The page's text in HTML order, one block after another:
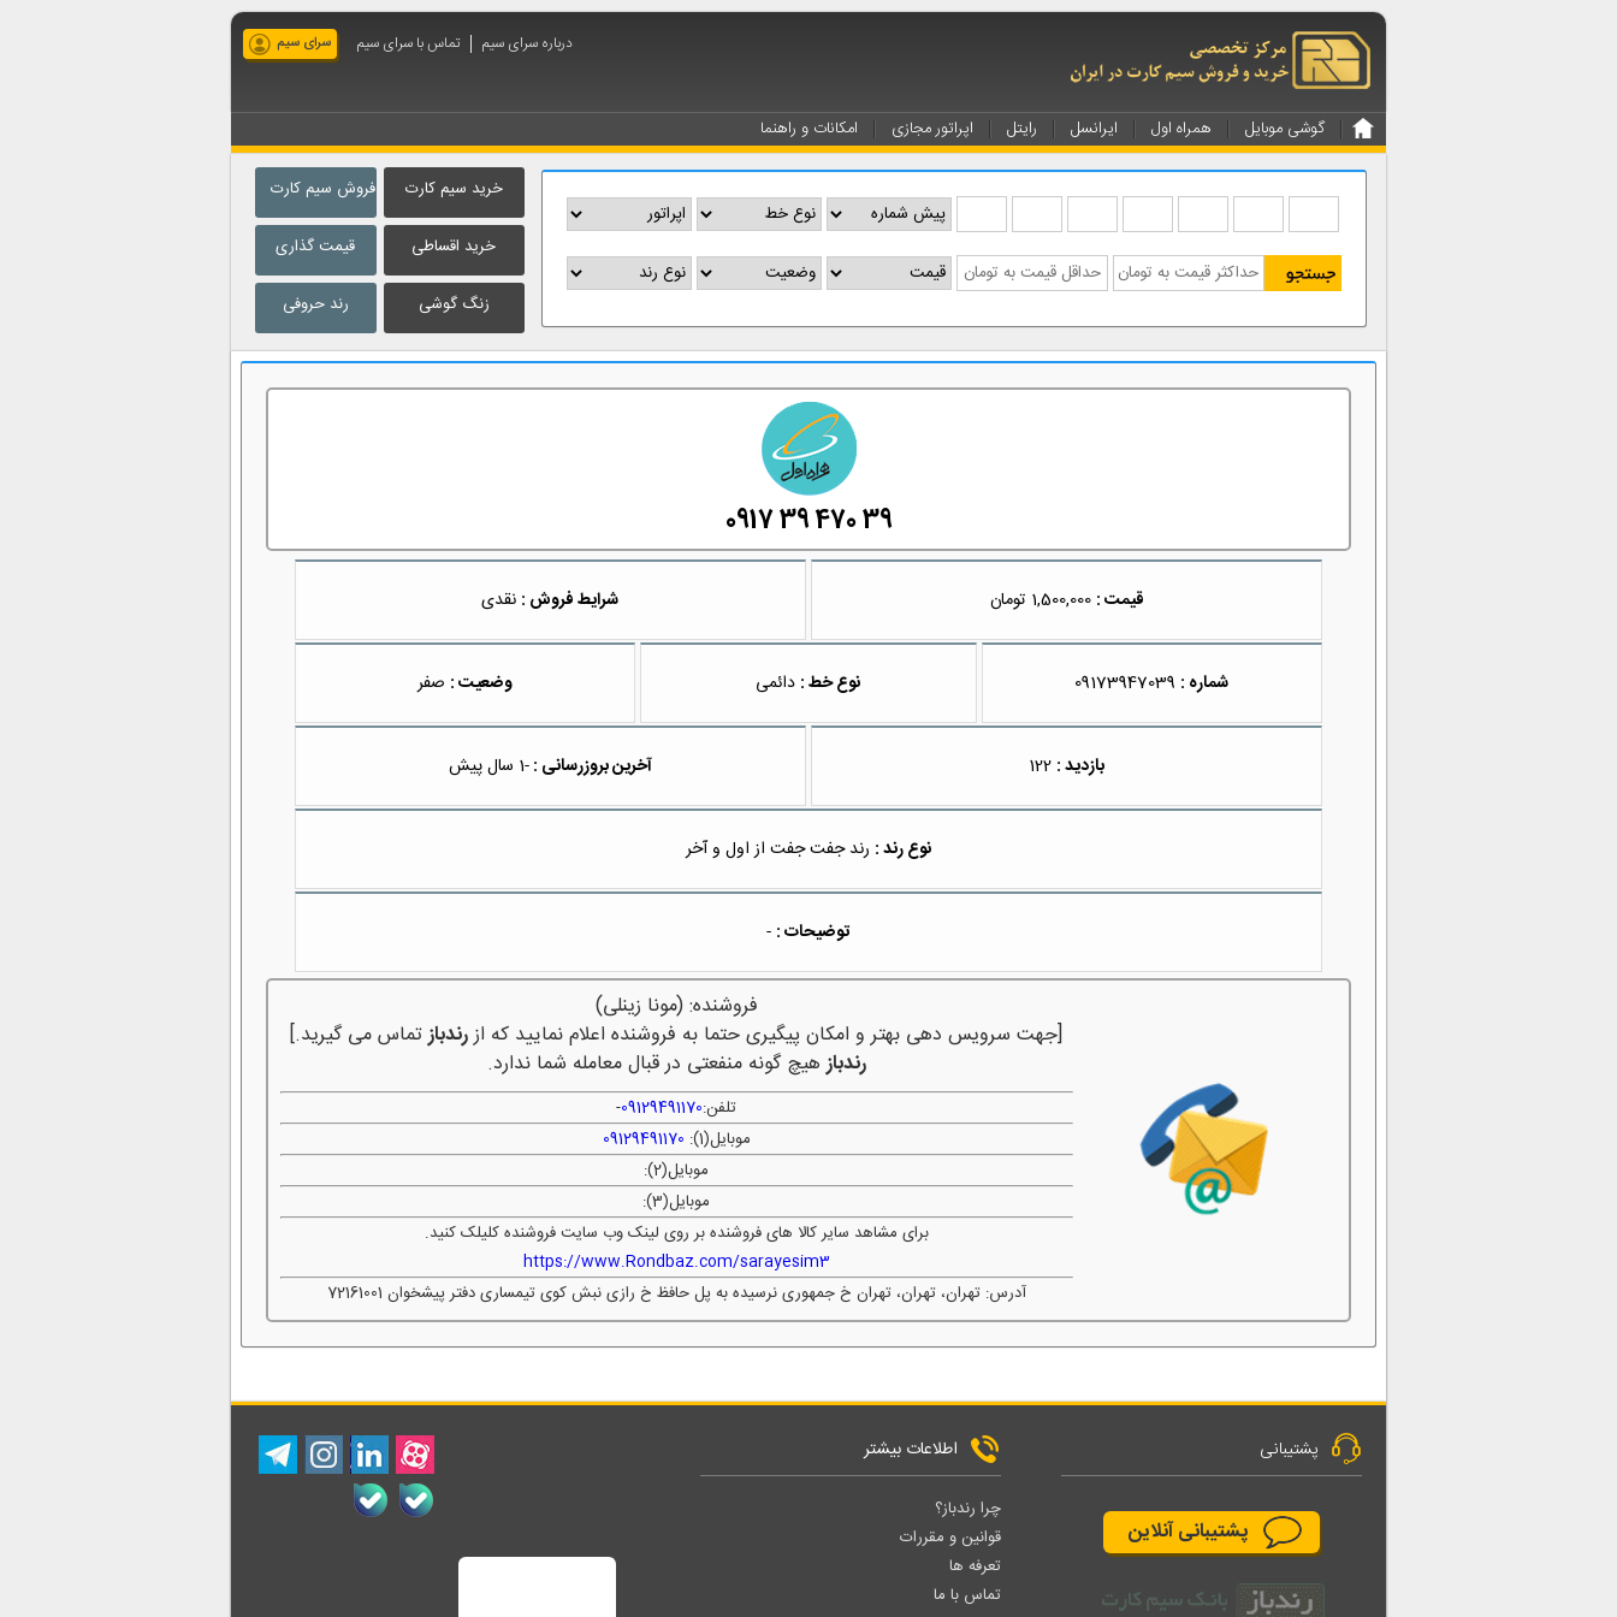
سرای سیم درباره سرای سیم تماس با سرای سیم
گوشی موبایل همراه اول ایرانسل رایتل اپراتور مجازی امکانات و راهنما
فروش سیم کارت
قیمت گذاری
رند حروفی
خرید سیم کارت
خرید اقساطی
زنگ گوشی
0917 39 470 39
قیمت : 1,500,000 تومان شرایط فروش : نقدی
شماره : 09173947039 نوع خط : دائمی وضعیت : صفر
بازدید : آخرین بروزرسانی :-1 سال پیش
نوع رند : رند جفت جفت از اول و آخر
توضیحات : -
فروشنده: (مونا زینلی)
[جهت سرویس دهی بهتر و امکان پیگیری حتما به فروشنده اعلام نمایید که ازرندبازتماس می گیرید.]
رندبازهیچ گونه منفعتی در قبال معامله شما ندارد.
تلفن:09129491170
-
موبایل(1):
09129491170
موبایل(2):
موبایل(3):
برای مشاهد سایر کالا های فروشنده بر روی لینک وب سایت فروشنده کلیلک کنید.
https://www.Rondbaz.com/sarayesim3
آدرس: تهران، تهران، تهران خ جمهوری نرسیده به پل حافظ خ رازی نبش کوی تیمساری دفتر پیشخوان 72161001
پشتیبانی
پشتیبانی آنلاین
اطلاعات بیشتر
چرا رندباز؟
قوانین و مقررات
تعرفه ها
تماس با ما